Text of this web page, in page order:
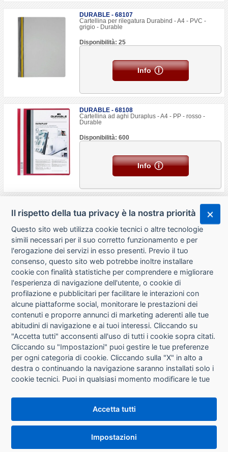
DURABLE - 68107
Cartellina per rilegatura Durabind - A4 - PVC -
grigio - Durable
Disponibilità: 25
Info
DURABLE - 68108
Cartellina ad aghi Duraplus - A4 - PP - rosso -
Durable
Disponibilità: 600
Info
CHI SIAMO
CONTATTI
CONDIZIONI DI VENDITA
RICHIESTA RECESSO
PRIVACY
Il rispetto della tua privacy è la nostra priorità
Questo sito web utilizza cookie tecnici o altre tecnologie
simili necessari per il suo corretto funzionamento e per
l'erogazione dei servizi in esso presenti. Previo il tuo
consenso, questo sito web potrebbe inoltre installare
cookie con finalità statistiche per comprendere e migliorare
l'esperienza di navigazione dell'utente, o cookie di
profilazione e pubblicitari per facilitare le interazioni con
alcune piattaforme social, monitorare le prestazioni dei
contenuti e proporre annunci di marketing aderenti alle tue
abitudini di navigazione e ai tuoi interessi. Cliccando su
"Accetta tutti" acconsenti all'uso di tutti i cookie sopra citati.
Cliccando su "Impostazioni" puoi gestire le tue preferenze
per ogni categoria di cookie. Cliccando sulla "X" in alto a
destra o continuando la navigazione saranno installati solo i
cookie tecnici. Puoi in qualsiasi momento modificare le tue
che si trova in fondo alle pagine del sito. Per maggiori
informazioni consulta la nostraInformativa sui cookie
Accetta tutti
Impostazioni